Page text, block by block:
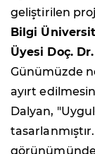
geliştirilen
Bilgi
Üyesi Doç.
Günümüzde
ayırt
Dalyan,